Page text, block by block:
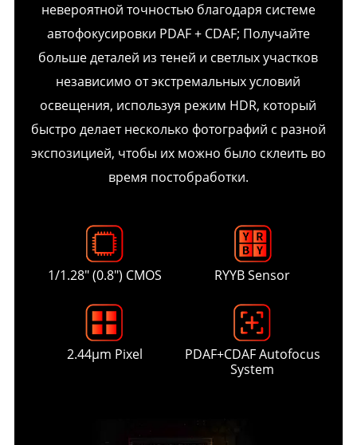
невероятной точностью благодаря системе
автофокусировки PDAF + CDAF; Получайте
больше деталей из теней и светлых участков
независимо от экстремальных условий
освещения, используя режим HDR, который
быстро делает несколько фотографий с разной
экспозицией, чтобы их можно было склеить во
время постобработки.
1/1.28" (0.8") CMOS RYYB Sensor
2.44μm Pixel
PDAF+CDAF Autofocus
System